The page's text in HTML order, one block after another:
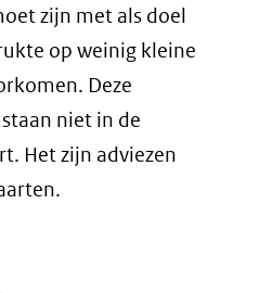
zijn met als doel
op weinig kleine
Deze
niet in de
Het zijn adviezen